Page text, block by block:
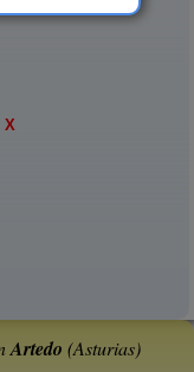
X
Artedo (Asturias)